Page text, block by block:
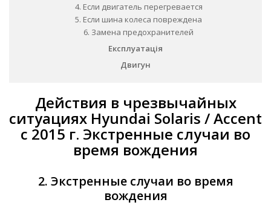
4. Если двигатель перегревается
5. Если шина колеса повреждена
6. Замена предохранителей
Експлуатація
Двигун
Действия в чрезвычайных
ситуациях Hyundai Solaris / Accent
с 2015 г. Экстренные случаи во
время вождения
2. Экстренные случаи во время
вождения